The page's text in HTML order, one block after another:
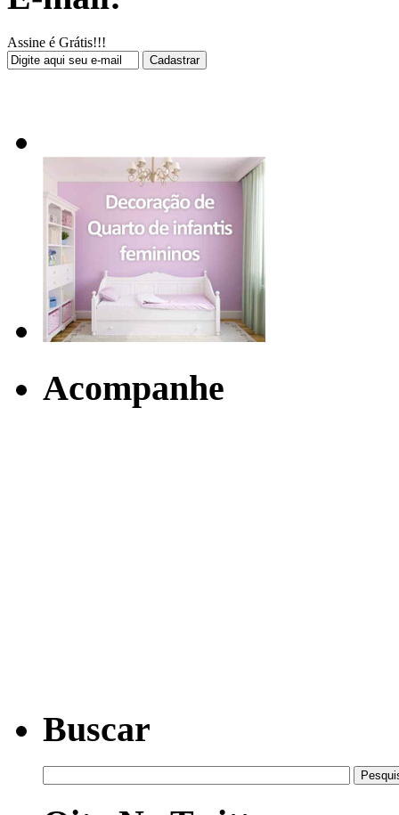
Assine é Grátis!!!
Acompanhe
Buscar